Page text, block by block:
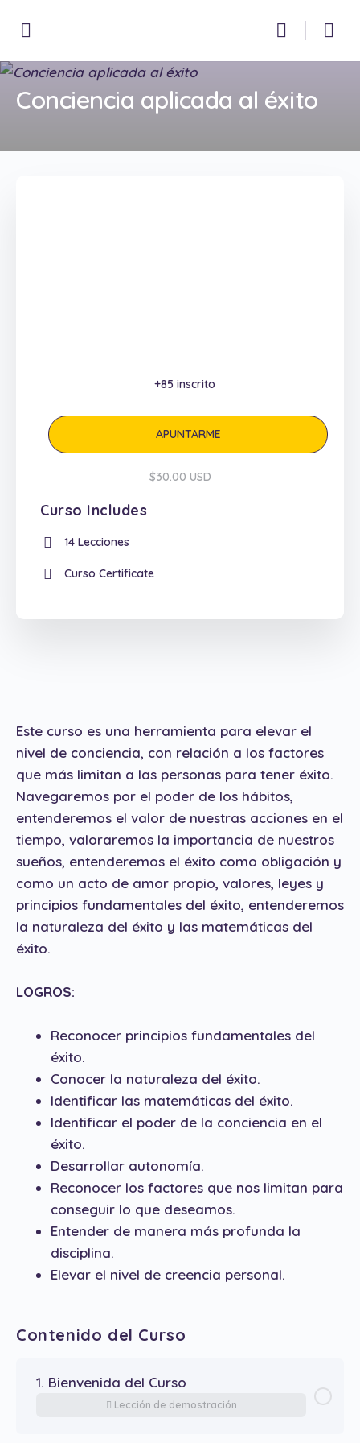
Conciencia aplicada al éxito
Este curso es una herramienta para elevar el
nivel de conciencia, con relación a los factores
que más limitan a las personas para tener éxito.
Navegaremos por el poder de los hábitos,
entenderemos el valor de nuestras acciones en el
tiempo, valoraremos la importancia de nuestros
sueños, entenderemos el éxito como obligación y
como un acto de amor propio, valores, leyes y
principios fundamentales del éxito, entenderemos
la naturaleza del éxito y las matemáticas del
éxito.
LOGROS:
Reconocer principios fundamentales del
éxito.
Conocer la naturaleza del éxito.
Identificar las matemáticas del éxito.
Identificar el poder de la conciencia en el
éxito.
Desarrollar autonomía.
Reconocer los factores que nos limitan para
conseguir lo que deseamos.
Entender de manera más profunda la
disciplina.
Elevar el nivel de creencia personal.
Contenido del Curso
1. Bienvenida del Curso
Lección de demostración
+85 inscrito
APUNTARME
$30.00 USD
Curso Includes
14 Lecciones
Curso Certificate